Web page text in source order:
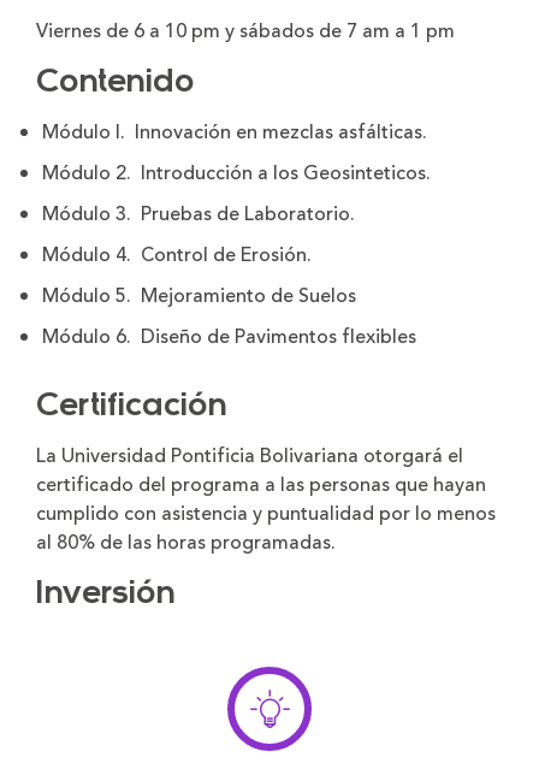
Viernes de 6 a 10 pm y sábados de 7 am a 1 pm
Contenido
Módulo I. Innovación en mezclas asfálticas.
Módulo 2. Introducción a los Geosinteticos.
Módulo 3. Pruebas de Laboratorio.
Módulo 4. Control de Erosión.
Módulo 5. Mejoramiento de Suelos
Módulo 6. Diseño de Pavimentos flexibles
Certificación
La Universidad Pontificia Bolivariana otorgará el
certificado del programa a las personas que hayan
cumplido con asistencia y puntualidad por lo menos
al 80% de las horas programadas.
Inversión